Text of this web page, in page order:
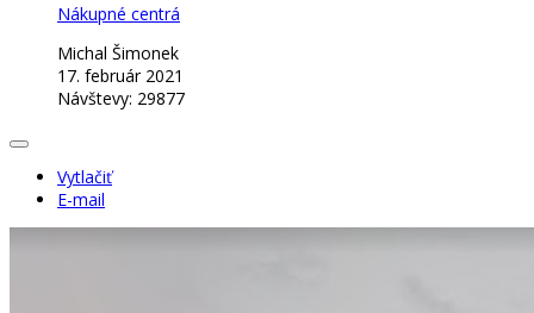
Nákupné centrá
Michal Šimonek
17. február 2021
Návštevy: 29877
Vytlačiť
E-mail